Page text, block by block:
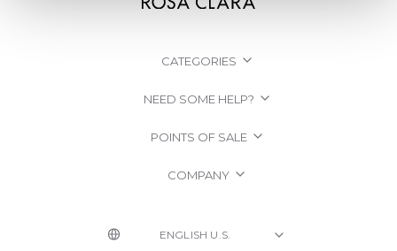
CATEGORIES
NEED SOME HELP?
POINTS OF SALE
COMPANY